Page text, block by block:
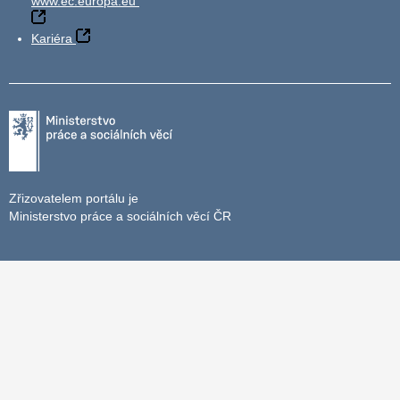
Kariéra
Zřizovatelem portálu je
Ministerstvo práce a sociálních věcí ČR